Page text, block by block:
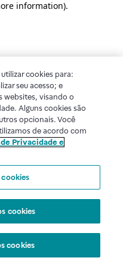
information).
cookies para:
seu acesso; e
websites, visando o
Alguns cookies são
opcionais. Você
de acordo com
Privacidade e
cookies
cookies